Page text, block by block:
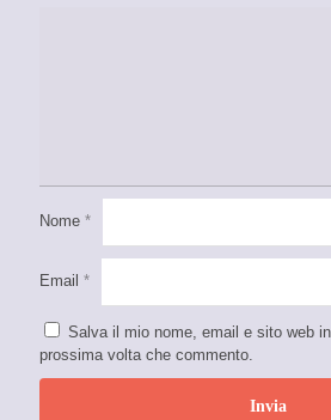
Nome *
Email *
Salva il mio nome, email e sito web
prossima volta che commento.